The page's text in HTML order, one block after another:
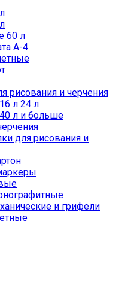
60 л
А-4
рисования и черчения
л 24 л
л и больше
для рисования и
и грифели